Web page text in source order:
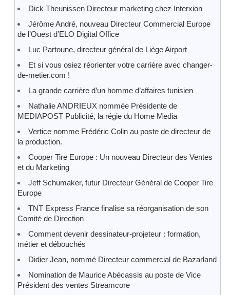
Dick Theunissen Directeur marketing chez Interxion
Jérôme André, nouveau Directeur Commercial Europe
de l’Ouest d’ELO Digital Office
Luc Partoune, directeur général de Liège Airport
Et si vous osiez réorienter votre carrière avec changer-
de-metier.com !
La grande carrière d’un homme d’affaires tunisien
Nathalie ANDRIEUX nommée Présidente de
MEDIAPOST Publicité, la régie du Home Media
Vertice nomme Frédéric Colin au poste de directeur de
la production.
Cooper Tire Europe : Un nouveau Directeur des Ventes
et du Marketing
Jeff Schumaker, futur Directeur Général de Cooper Tire
Europe
TNT Express France finalise sa réorganisation de son
Comité de Direction
Comment devenir dessinateur-projeteur : formation,
métier et débouchés
Didier Jean, nommé Directeur commercial de Bazarland
Nomination de Maurice Abécassis au poste de Vice
Président des ventes Streamcore